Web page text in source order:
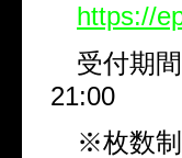
https://
受付期間
21:00
※枚数制